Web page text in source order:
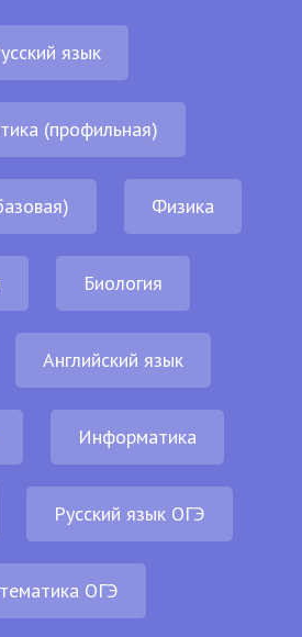
язык
(профильная)
Физика
Биология
Английский язык
Информатика
Русский язык ОГЭ
ОГЭ